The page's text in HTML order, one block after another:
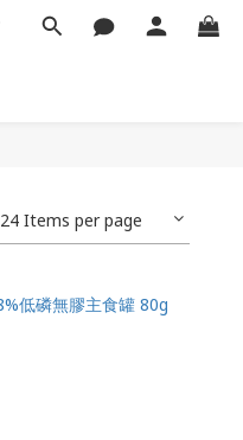
24 Items per page